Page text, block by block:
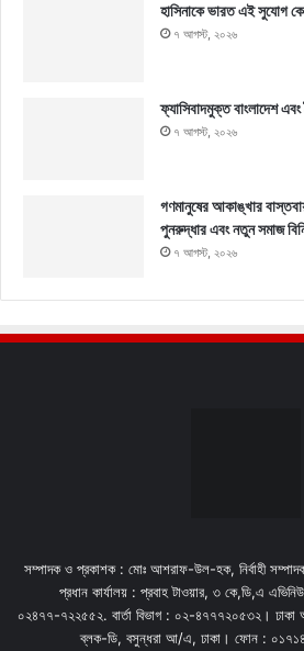
হাসিনাকে ভারত এই সুযোগ
৭ আগস্ট, ২০২৬
ফ্যাসিবাদমুক্ত বাংলাদেশ
৭ আগস্ট, ২০২৬
গণমানুষের আকাঙ্খার
পুনরুদ্ধার এবং নতুন সমাজ
৭ আগস্ট, ২০২৬
সম্পাদক ও প্রকাশক : মোঃ আশরাফ-উল-হক, নির্বাহী
প্রধান কার্যালয় : প্রবাহ টাওয়ার, ৩ কে,ডি,এ
০২৪৭৭-৭২২৫৫২. বার্তা বিভাগ : ০২-৪৭৭৭২০৫৩২।
ব্লক-ডি, বসুন্ধরা আ/এ, ঢাকা। ফোন :